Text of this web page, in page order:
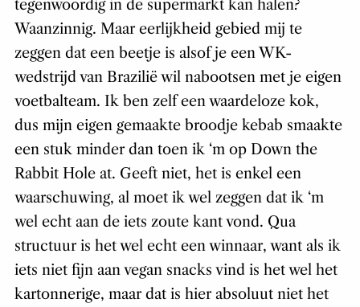
tegenwoordig in de supermarkt kan halen?
Waanzinnig. Maar eerlijkheid gebied mij te
zeggen dat een beetje is alsof je een WK-
wedstrijd van Brazilië wil nabootsen met je eigen
voetbalteam. Ik ben zelf een waardeloze kok,
dus mijn eigen gemaakte broodje kebab smaakte
een stuk minder dan toen ik ‘m op Down the
Rabbit Hole at. Geeft niet, het is enkel een
waarschuwing, al moet ik wel zeggen dat ik ‘m
wel echt aan de iets zoute kant vond. Qua
structuur is het wel echt een winnaar, want als ik
iets niet fijn aan vegan snacks vind is het wel het
kartonnerige, maar dat is hier absoluut niet het